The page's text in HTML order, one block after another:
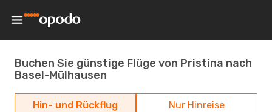
Buchen Sie günstige Flüge von Pristina nach
Basel-Mülhausen
Hin- und Rückflug Nur Hinreise